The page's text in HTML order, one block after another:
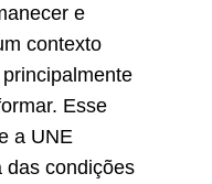
e
contexto
Esse
a UNE
das condições